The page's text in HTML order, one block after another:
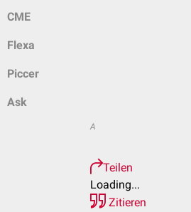
CME
Flexa
Piccer
Ask
A
Teilen
Loading...
Zitieren